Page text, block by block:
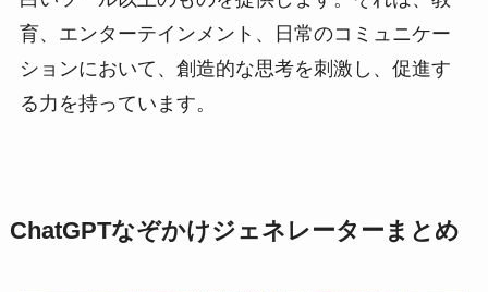
育、エンターテインメント、日常のコミュニケー
ションにおいて、創造的な思考を刺激し、促進す
る力を持っています。
ChatGPTなぞかけジェネレーターまとめ